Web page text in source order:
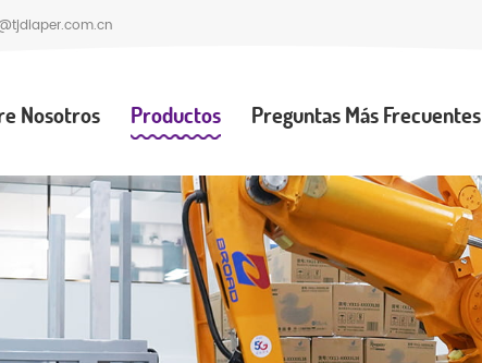
Nosotros Productos Preguntas Más Frecuentes